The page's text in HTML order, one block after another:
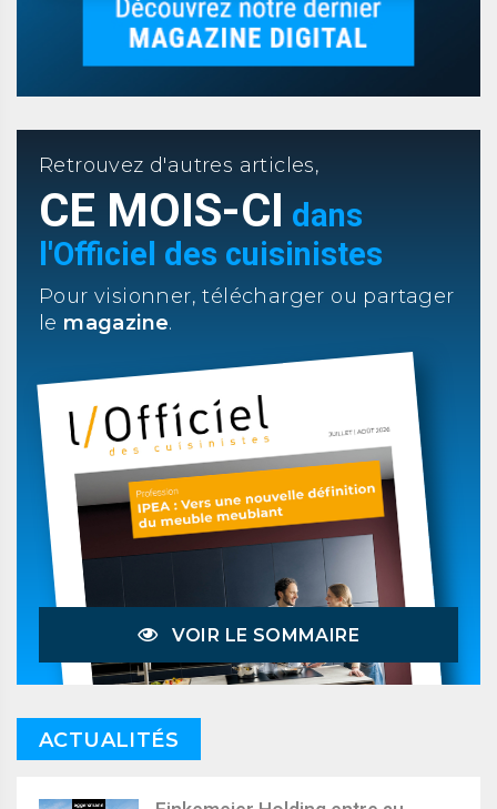
Retrouvez d'autres articles,
CE MOIS-CI dans
l'Officiel des cuisinistes
Pour visionner, télécharger ou partager
le magazine.
VOIR LE SOMMAIRE
ACTUALITÉS